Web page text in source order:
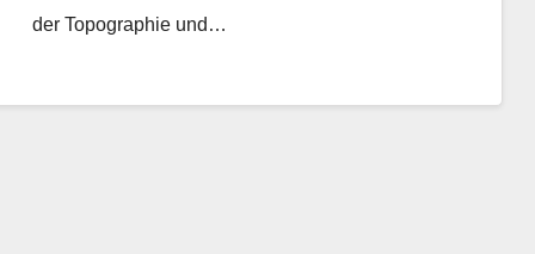
der Topographie und…